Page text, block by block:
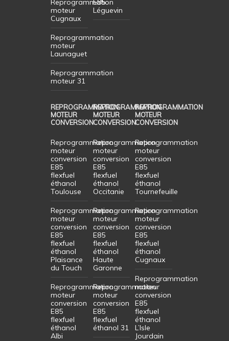
Reprogrammation
moteur
Cugnaux
Reprogrammation
moteur
Launaguet
Reprogrammation
moteur 31
E85
Léguevin
REPROGRAMMATION
MOTEUR
CONVERSION
Reprogrammation
moteur
conversion
E85
flexfuel
éthanol
Toulouse
Reprogrammation
moteur
conversion
E85
flexfuel
éthanol
Plaisance
du Touch
Reprogrammation
moteur
conversion
E85
flexfuel
éthanol
Albi
REPROGRAMMATION
MOTEUR
CONVERSION
Reprogrammation
moteur
conversion
E85
flexfuel
éthanol
Occitanie
Reprogrammation
moteur
conversion
E85
flexfuel
éthanol
Haute
Garonne
Reprogrammation
moteur
conversion
E85
flexfuel
éthanol 31
REPROGRAMMATION
MOTEUR
CONVERSION
Reprogrammation
moteur
conversion
E85
flexfuel
éthanol
Tournefeuille
Reprogrammation
moteur
conversion
E85
flexfuel
éthanol
Cugnaux
Reprogrammation
moteur
conversion
E85
flexfuel
éthanol
L’Isle
Jourdain